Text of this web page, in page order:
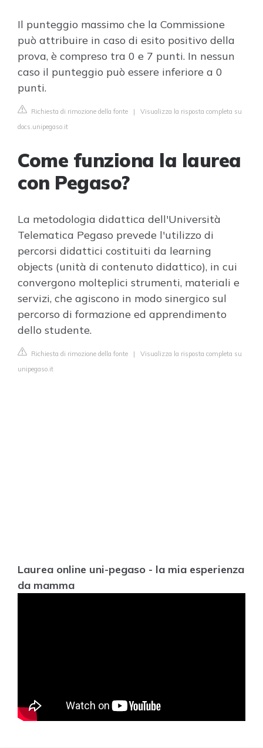
Il punteggio massimo che la Commissione
può attribuire in caso di esito positivo della
prova, è compreso tra 0 e 7 punti. In nessun
caso il punteggio può essere inferiore a 0
punti.
Richiesta di rimozione della fonte | Visualizza la risposta completa su
docs.unipegaso.it
Come funziona la laurea
con Pegaso?
La metodologia didattica dell'Università
Telematica Pegaso prevede l'utilizzo di
percorsi didattici costituiti da learning
objects (unità di contenuto didattico), in cui
convergono molteplici strumenti, materiali e
servizi, che agiscono in modo sinergico sul
percorso di formazione ed apprendimento
dello studente.
Richiesta di rimozione della fonte | Visualizza la risposta completa su
unipegaso.it
Laurea online uni-pegaso - la mia esperienza
da mamma